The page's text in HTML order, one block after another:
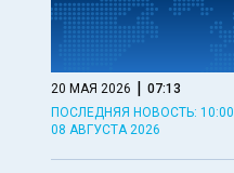
20 МАЯ 2026 | 07:13
ПОСЛЕДНЯЯ НОВОСТЬ: 10:00
08 АВГУСТА 2026